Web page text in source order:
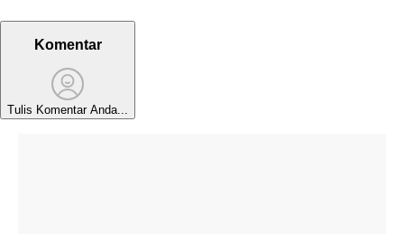
Komentar
Tulis Komentar Anda...